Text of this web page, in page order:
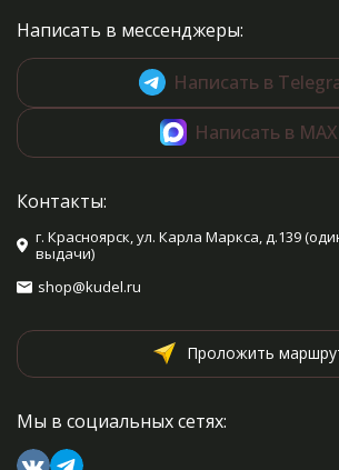
Написать в мессенджеры:
Написать в
Написать в MAX
Контакты:
г. Красноярск, ул. Карла Маркса, д.139
выдачи)
shop@kudel.ru
Проложить
Мы в социальных сетях: